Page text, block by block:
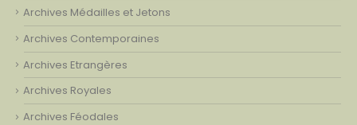
Archives Médailles et Jetons
Archives Contemporaines
Archives Etrangères
Archives Royales
Archives Féodales